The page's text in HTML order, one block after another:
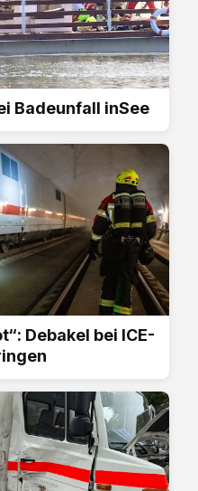
Badeunfall inSee
Debakel bei ICE-